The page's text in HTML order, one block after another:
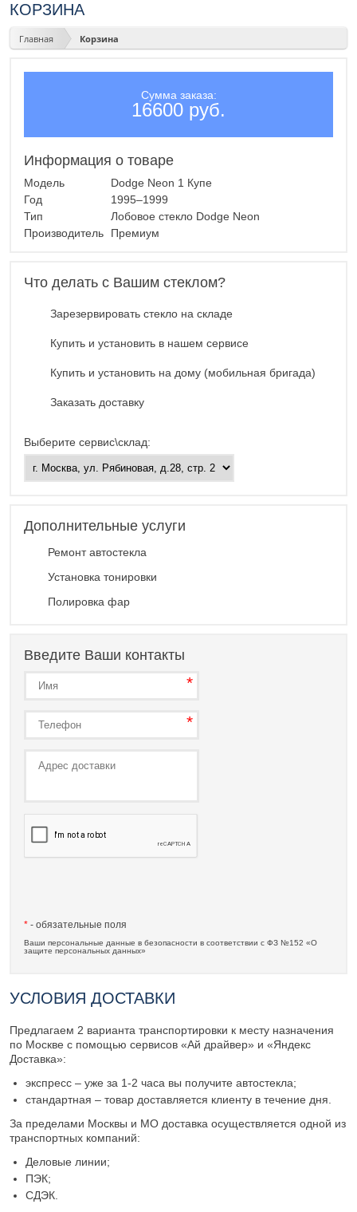
КОРЗИНА
Главная Корзина
Сумма заказа:
16600 руб.
Информация о товаре
Модель
Dodge Neon 1 Купе
Год
1995–1999
Тип
Лобовое стекло Dodge Neon
Производитель
Премиум
Что делать с Вашим стеклом?
Зарезервировать стекло на складе
Купить и установить в нашем сервисе
Купить и установить на дому (мобильная бригада)
Заказать доставку
Выберите сервис\склад:
Дополнительные услуги
Ремонт автостекла
Установка тонировки
Полировка фар
Введите Ваши контакты
* - обязательные поля
Ваши персональные данные в безопасности в соответствии с ФЗ №152 «О
защите персональных данных»
УСЛОВИЯ ДОСТАВКИ
Предлагаем 2 варианта транспортировки к месту назначения
по Москве с помощью сервисов «Ай драйвер» и «Яндекс
Доставка»:
экспресс – уже за 1-2 часа вы получите автостекла;
стандартная – товар доставляется клиенту в течение дня.
За пределами Москвы и МО доставка осуществляется одной из
транспортных компаний:
Деловые линии;
ПЭК;
СДЭК.